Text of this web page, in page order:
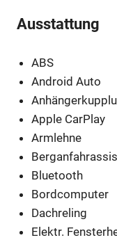
Ausstattung
ABS
Android Auto
Apple CarPlay
Armlehne
Bluetooth
Bordcomputer
Dachreling
Elektr.